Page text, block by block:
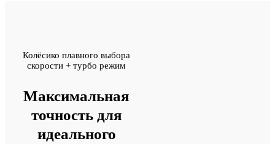
Колёсико плавного выбора
скорости + турбо режим
Максимальная
точность для
идеального